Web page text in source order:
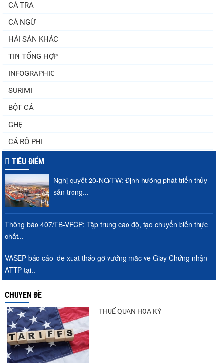
CÁ TRA
CÁ NGỪ
HẢI SẢN KHÁC
TIN TỔNG HỢP
INFOGRAPHIC
SURIMI
BỘT CÁ
GHẸ
CÁ RÔ PHI
TIÊU ĐIỂM
Nghị quyết 20-NQ/TW: Định hướng phát triển thủy
sản trong...
Thông báo 407/TB-VPCP: Tập trung cao độ, tạo chuyển biến thực
chất...
VASEP báo cáo, đề xuất tháo gỡ vướng mắc về Giấy Chứng nhận
ATTP tại...
CHUYÊN ĐỀ
THUẾ QUAN HOA KỲ